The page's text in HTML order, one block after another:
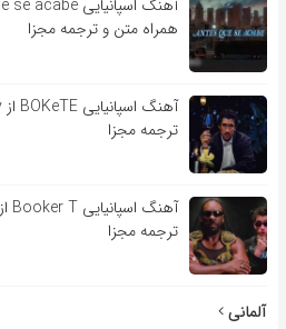
همراه متن و ترجمه مجزا
ترجمه مجزا
ترجمه مجزا
آلمانی